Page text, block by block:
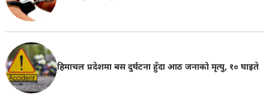
हिमाचल प्रदेशमा बस दुर्घटना हुँदा आठ जनाको मृत्यु, १० घाइते